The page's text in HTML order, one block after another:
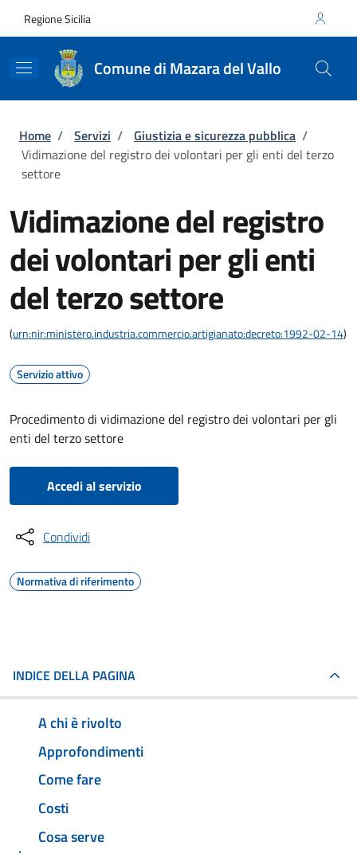
Regione Sicilia
Comune di Mazara del Vallo
Briciole di pane
Home / Servizi / Giustizia e sicurezza pubblica /
Vidimazione del registro dei volontari per gli enti del terzo
settore
Vidimazione del registro
dei volontari per gli enti
del terzo settore
(urn:nir:ministero.industria.commercio.artigianato:decreto:1992-02-14)
Servizio attivo
Procedimento di vidimazione del registro dei volontari per gli
enti del terzo settore
Accedi al servizio
Condividi
Normativa di riferimento
INDICE DELLA PAGINA
A chi è rivolto
Approfondimenti
Come fare
Costi
Cosa serve